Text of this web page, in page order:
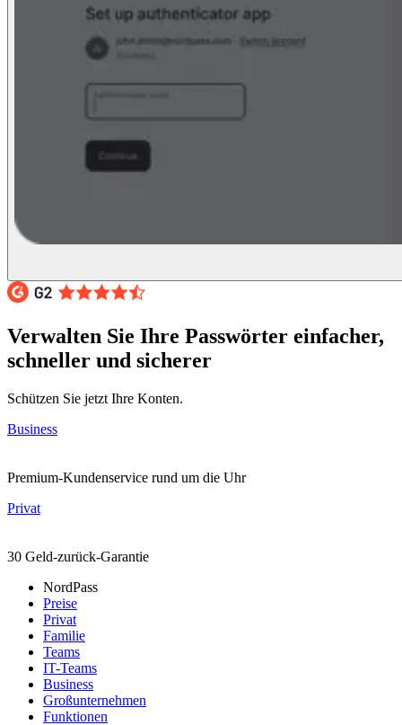
Verwalten Sie Ihre Passwörter einfacher,
schneller und sicherer
Schützen Sie jetzt Ihre Konten.
Business
Premium-Kundenservice rund um die Uhr
Privat
30 Geld-zurück-Garantie
NordPass
Preise
Privat
Familie
Teams
IT-Teams
Business
Großunternehmen
Funktionen